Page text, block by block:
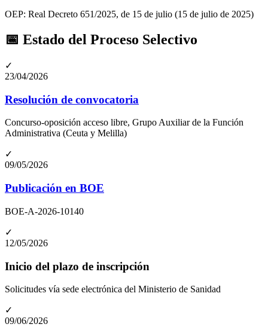
OEP: Real Decreto 651/2025, de 15 de julio (15 de julio de 2025)
📅 Estado del Proceso Selectivo
✓
23/04/2026
Resolución de convocatoria
Concurso-oposición acceso libre, Grupo Auxiliar de la Función
Administrativa (Ceuta y Melilla)
✓
09/05/2026
Publicación en BOE
BOE-A-2026-10140
✓
12/05/2026
Inicio del plazo de inscripción
Solicitudes vía sede electrónica del Ministerio de Sanidad
✓
09/06/2026